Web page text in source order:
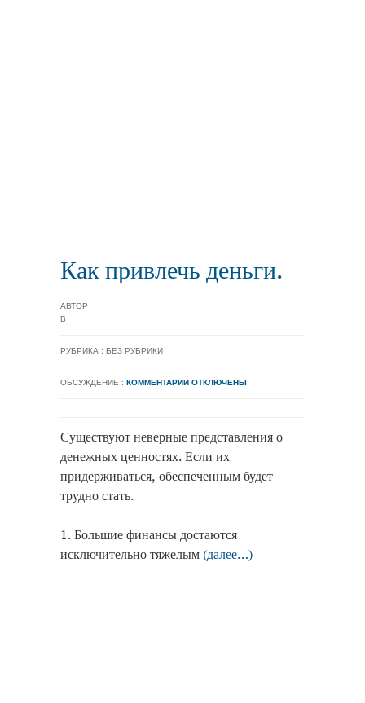
Как привлечь деньги.
АВТОР
В
РУБРИКА : БЕЗ РУБРИКИ
ОБСУЖДЕНИЕ : КОММЕНТАРИИ ОТКЛЮЧЕНЫ
Существуют неверные представления о
денежных ценностях. Если их
придерживаться, обеспеченным будет
трудно стать.
1. Большие финансы достаются
исключительно тяжелым (далее…)